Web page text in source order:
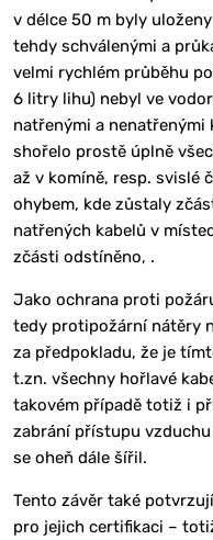
v délce 50 m byly
tehdy schválenými a
velmi rychlém průběhu
6 litry lihu) nebyl ve
natřenými a
shořelo prostě úplně
až v komíně, resp. svislé
ohybem, kde zůstaly
natřených kabelů v
zčásti odstíněno, .
Jako ochrana proti
tedy protipožární nátěry
za předpokladu, že je
t.zn. všechny hořlavé
takovém případě totiž i
zabrání přístupu
se oheň dále šířil.
Tento závěr také
pro jejich certifikaci –